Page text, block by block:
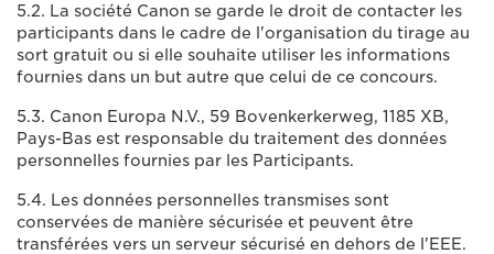
5.2. La société Canon se garde le droit de contacter les
participants dans le cadre de l'organisation du tirage au
sort gratuit ou si elle souhaite utiliser les informations
fournies dans un but autre que celui de ce concours.
5.3. Canon Europa N.V., 59 Bovenkerkerweg, 1185 XB,
Pays-Bas est responsable du traitement des données
personnelles fournies par les Participants.
5.4. Les données personnelles transmises sont
conservées de manière sécurisée et peuvent être
transférées vers un serveur sécurisé en dehors de l'EEE.